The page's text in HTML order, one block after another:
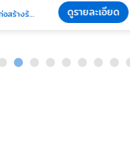
ดูรายละเอียด